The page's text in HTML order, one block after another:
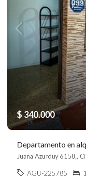
$ 340.000
AGU-225785 1